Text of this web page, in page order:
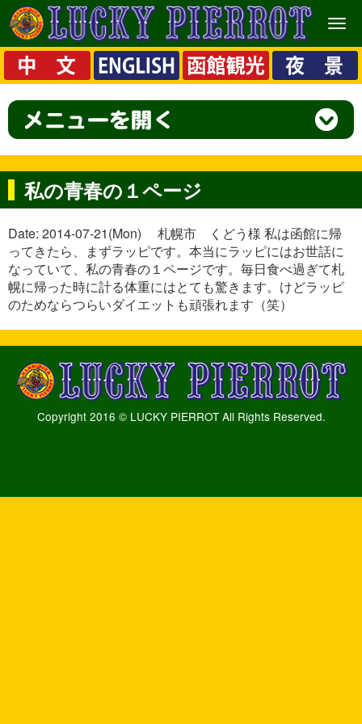
メ
ニ
ュ
ー
私の青春の１ページ
Date: 2014-07-21(Mon) 札幌市 くどう様 私は函館に帰
ってきたら、まずラッピです。本当にラッピにはお世話に
なっていて、私の青春の１ページです。毎日食べ過ぎて札
幌に帰った時に計る体重にはとても驚きます。けどラッピ
のためならつらいダイエットも頑張れます（笑）
Copyright 2016 © LUCKY PIERROT All Rights Reserved.